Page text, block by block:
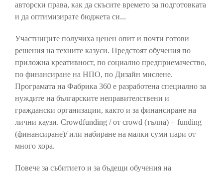
авторски права, как да скъсите времето за подготовката
и да оптимизирате бюджета си...
Участниците получиха ценен опит и почти готови
решения на техните казуси. Предстоят обучения по
приложна креативност, по социално предприемачество,
по финансиране на НПО, по Дизайн мислене.
Програмата на Фабрика 360 е разработена специално за
нуждите на българските неправителствени и
граждански организации, както и за финансиране на
лични каузи.​ Crowdfunding / от crowd (тълпа) + funding
(финансиране)/ или набиране на малки суми пари от
много хора.
Повече за събитието и за бъдещи обучения на